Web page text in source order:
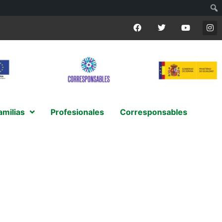
Profesionales Corresponsables